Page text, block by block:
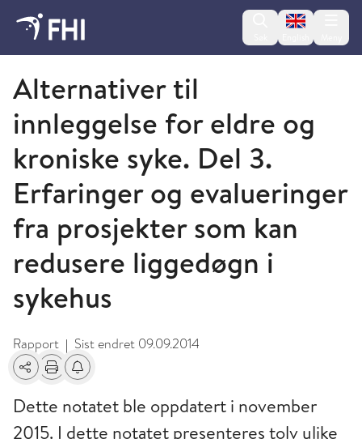
Change
2010 - publikasjoner fra FHI
Alternativer til
innleggelse for eldre og
kroniske syke. Del 3.
Erfaringer og evalueringer
fra prosjekter som kan
redusere liggedøgn i
sykehus
Rapport | Sist endret 09.09.2014
Del Skriv utFå varsel om endringer
Dette notatet ble oppdatert i november
2015. I dette notatet presenteres tolv ulike